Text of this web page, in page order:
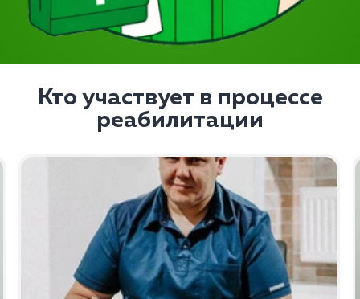
Кто участвует в процессе
реабилитации